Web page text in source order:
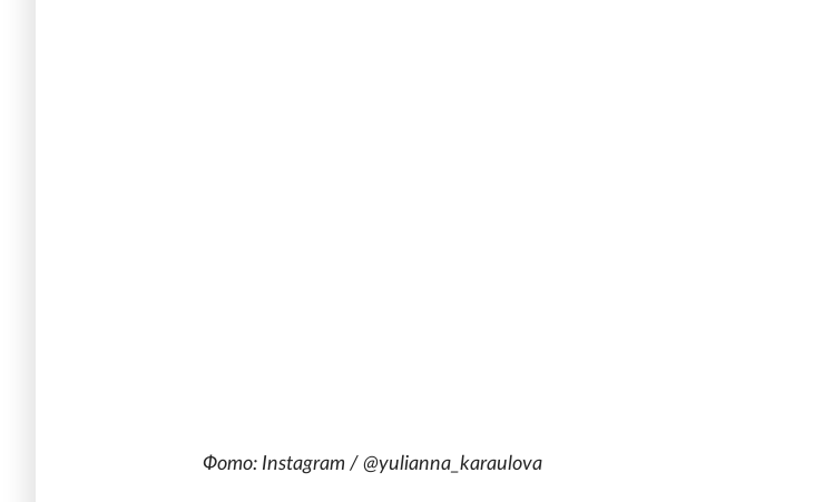
Фото: Instagram / @yulianna_karaulova